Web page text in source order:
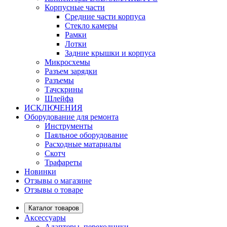
Корпусные части
Средние части корпуса
Стекло камеры
Рамки
Лотки
Задние крышки и корпуса
Микросхемы
Разъем зарядки
Разъемы
Тачскрины
Шлейфа
ИСКЛЮЧЕНИЯ
Оборудование для ремонта
Инструменты
Паяльное оборудование
Расходные матариалы
Скотч
Трафареты
Новинки
Отзывы о магазине
Отзывы о товаре
Каталог товаров
Аксессуары